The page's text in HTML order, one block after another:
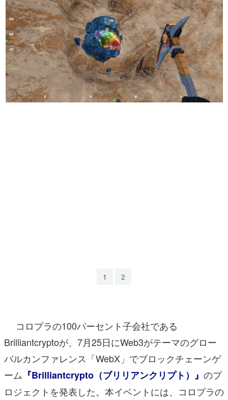
ゲームが変えた日本語
「経験値」「裏技」「ラスボス」… ゲームにまつわる言葉
の起源や用法の変遷を、コンピューター文化史研究家・タ
イニーP氏が徹底調査。
カテゴリ
特集記事
マンガ
1 2
コロプラの100パーセント子会社である
Brilliantcryptoが、7月25日にWeb3がテーマのグロー
バルカンファレンス「WebX」でブロックチェーンゲ
ーム 『Brilliantcrypto（ブリリアンクリプト）』 のプ
ロジェクトを発表した。本イベントには、コロプラの